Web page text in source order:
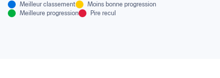
Meilleur classement
Moins bonne progression
Meilleure progression
Pire recul